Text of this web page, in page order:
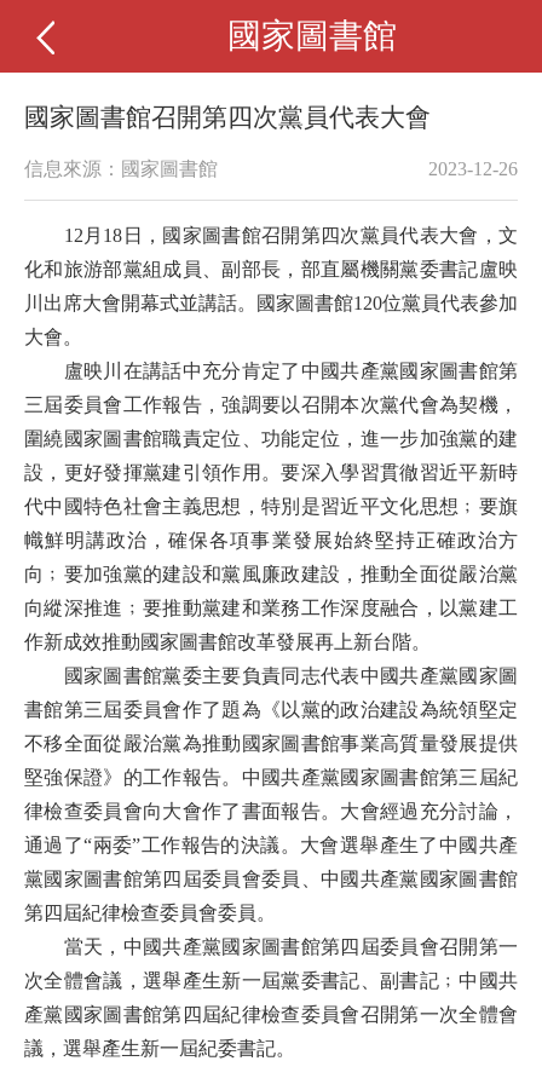
國家圖書館
國家圖書館召開第四次黨員代表大會
信息來源：國家圖書館 2023-12-26
12月18日，國家圖書館召開第四次黨員代表大會，文
化和旅游部黨組成員、副部長，部直屬機關黨委書記盧映
川出席大會開幕式並講話。國家圖書館120位黨員代表參加
大會。
盧映川在講話中充分肯定了中國共產黨國家圖書館第
三屆委員會工作報告，強調要以召開本次黨代會為契機，
圍繞國家圖書館職責定位、功能定位，進一步加強黨的建
設，更好發揮黨建引領作用。要深入學習貫徹習近平新時
代中國特色社會主義思想，特別是習近平文化思想﹔要旗
幟鮮明講政治，確保各項事業發展始終堅持正確政治方
向﹔要加強黨的建設和黨風廉政建設，推動全面從嚴治黨
向縱深推進﹔要推動黨建和業務工作深度融合，以黨建工
作新成效推動國家圖書館改革發展再上新台階。
國家圖書館黨委主要負責同志代表中國共產黨國家圖
書館第三屆委員會作了題為《以黨的政治建設為統領堅定
不移全面從嚴治黨為推動國家圖書館事業高質量發展提供
堅強保證》的工作報告。中國共產黨國家圖書館第三屆紀
律檢查委員會向大會作了書面報告。大會經過充分討論，
通過了“兩委”工作報告的決議。大會選舉產生了中國共產
黨國家圖書館第四屆委員會委員、中國共產黨國家圖書館
第四屆紀律檢查委員會委員。
當天，中國共產黨國家圖書館第四屆委員會召開第一
次全體會議，選舉產生新一屆黨委書記、副書記﹔中國共
產黨國家圖書館第四屆紀律檢查委員會召開第一次全體會
議，選舉產生新一屆紀委書記。